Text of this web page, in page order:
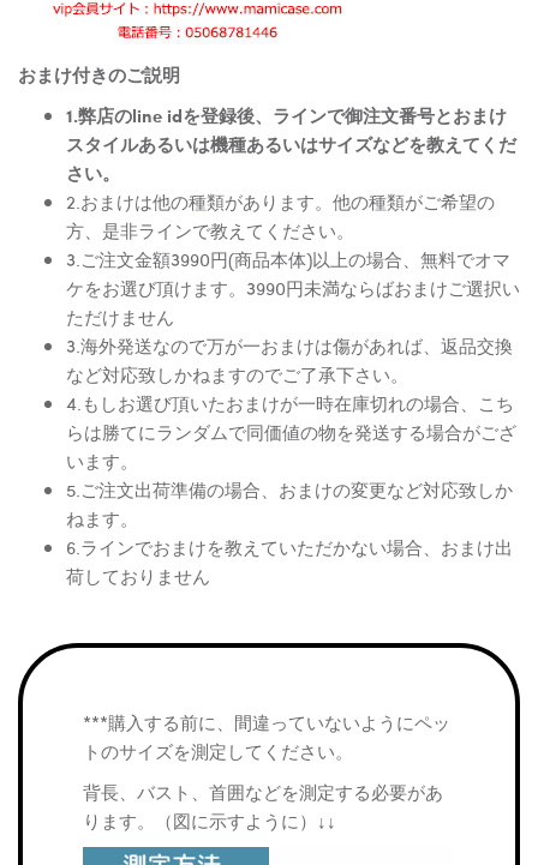
おまけ付きのご説明
1.弊店のline idを登録後、ラインで御注文番号とおまけ
スタイルあるいは機種あるいはサイズなどを教えてくだ
さい。
2.おまけは他の種類があります。他の種類がご希望の
方、是非ラインで教えてください。
3.ご注文金額3990円(商品本体)以上の場合、無料でオマ
ケをお選び頂けます。3990円未満ならばおまけご選択い
ただけません
3.海外発送なので万が一おまけは傷があれば、返品交換
など対応致しかねますのでご了承下さい。
4.もしお選び頂いたおまけが一時在庫切れの場合、こち
らは勝てにランダムで同価値の物を発送する場合がござ
います。
5.ご注文出荷準備の場合、おまけの変更など対応致しか
ねます。
6.ラインでおまけを教えていただかない場合、おまけ出
荷しておりません
***購入する前に、間違っていないようにペッ
トのサイズを測定してください。
背長、バスト、首囲などを測定する必要があ
ります。（図に示すように）↓↓